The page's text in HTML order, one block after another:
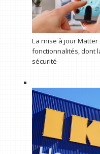
La mise à jour
fonctionnalités, dont
sécurité